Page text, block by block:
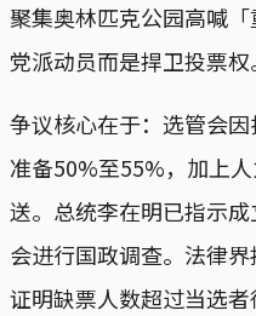
聚集奥林匹克公园高喊
党派动员而是捍卫投票权
争议核心在于：选管会
准备50%至55%，加上
送。总统李在明已指示
会进行国政调查。法律
证明缺票人数超过当选